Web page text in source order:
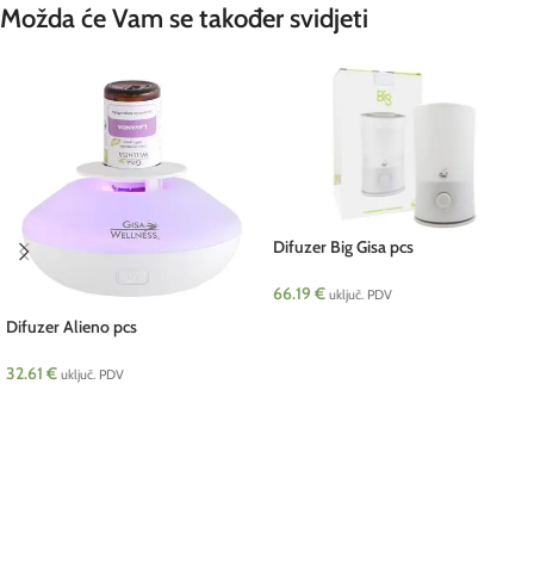
Možda će Vam se također svidjeti
Difuzer Alieno pcs
32.61 € uključ. PDV
Difuzer Big Gisa pcs
66.19€ uključ. PDV